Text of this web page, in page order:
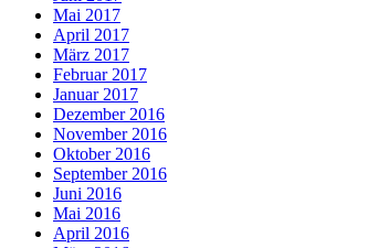
Mai 2017
April 2017
März 2017
Februar 2017
Januar 2017
Dezember 2016
November 2016
Oktober 2016
September 2016
Juni 2016
Mai 2016
April 2016